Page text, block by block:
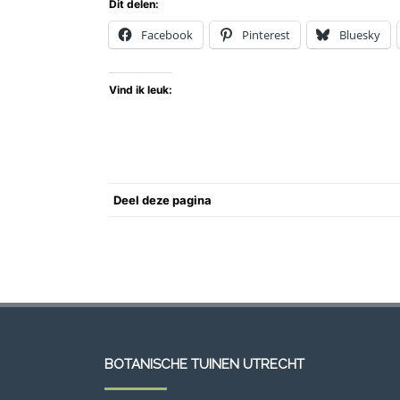
Dit delen:
Facebook Pinterest Bluesky
Vind ik leuk:
Deel deze pagina
BOTANISCHE TUINEN UTRECHT